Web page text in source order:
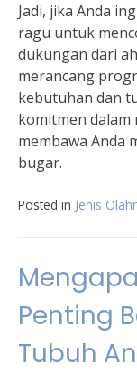
Jadi, jika Anda
ragu untuk
dukungan dari
merancang
kebutuhan dan
komitmen
membawa Anda
bugar.
Posted in Jenis
Penting
Tubuh